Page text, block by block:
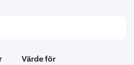
Värde för